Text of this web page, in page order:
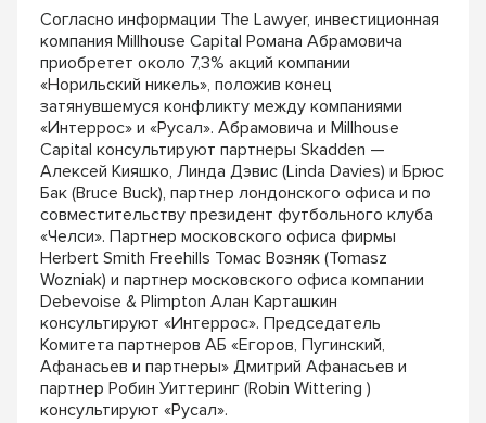
Согласно информации The Lawyer, инвестиционная
компания Millhouse Capital Романа Абрамовича
приобретет около 7,3% акций компании
«Норильский никель», положив конец
затянувшемуся конфликту между компаниями
«Интеррос» и «Русал». Абрамовича и Millhouse
Capital консультируют партнеры Skadden —
Алексей Кияшко, Линда Дэвис (Linda Davies) и Брюс
Бак (Bruce Buck), партнер лондонского офиса и по
совместительству президент футбольного клуба
«Челси». Партнер московского офиса фирмы
Herbert Smith Freehills Томас Возняк (Tomasz
Wozniak) и партнер московского офиса компании
Debevoise & Plimpton Алан Карташкин
консультируют «Интеррос». Председатель
Комитета партнеров АБ «Егоров, Пугинский,
Афанасьев и партнеры» Дмитрий Афанасьев и
партнер Робин Уиттеринг (Robin Wittering )
консультируют «Русал».